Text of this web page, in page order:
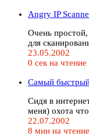
Angry IP
Очень
для
23.05.2002
0 сек на чтение
Самый
Сидя в
меня) охота
22.07.2002
8 мин на чтение